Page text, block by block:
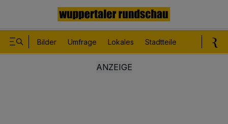
Bilder Umfrage Lokales Stadtteile